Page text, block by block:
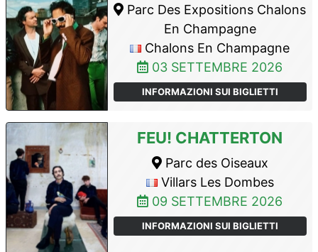
Parc Des Expositions Chalons
En Champagne
Chalons En Champagne
03 SETTEMBRE 2026
INFORMAZIONI SUI BIGLIETTI
FEU! CHATTERTON
Parc des Oiseaux
Villars Les Dombes
09 SETTEMBRE 2026
INFORMAZIONI SUI BIGLIETTI